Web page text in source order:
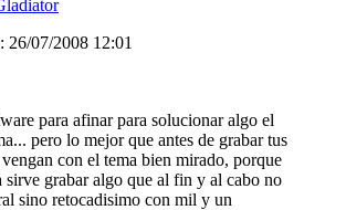
26/07/2008 12:01
para afinar para solucionar algo el
pero lo mejor que antes de grabar tus
con el tema bien mirado, porque
sirve grabar algo que al fin y al cabo no
sino retocadisimo con mil y un